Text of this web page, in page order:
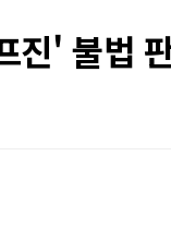
진' 불법